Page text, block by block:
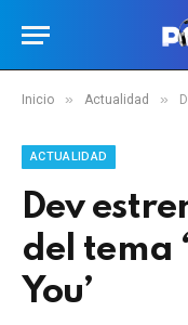
Inicio » Actualidad »
ACTUALIDAD
Dev
del tema
You’